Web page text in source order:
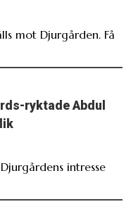
mot Djurgården. Få
ryktade Abdul
intresse